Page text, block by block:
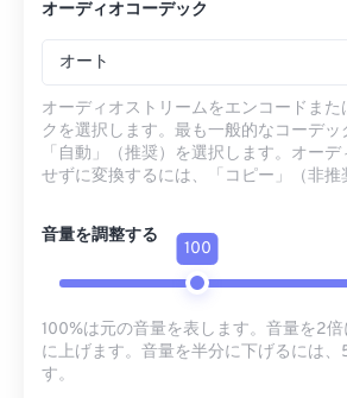
オーディオコーデック
オート
オーディオストリームをエンコードまた
クを選択します。最も一般的なコーデッ
「自動」（推奨）を選択します。オー
せずに変換するには、「コピー」（非推
音量を調整する
100
100%は元の音量を表します。音量を2
に上げます。音量を半分に下げるには、
す。